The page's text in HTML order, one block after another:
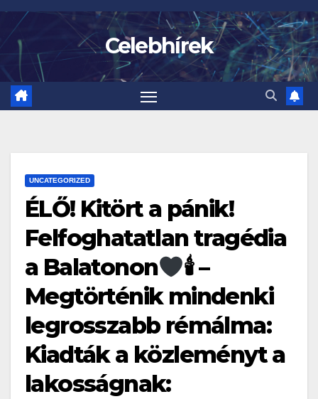
Skip
content
Celebhírek
UNCATEGORIZED
ÉLŐ! Kitört a pánik!
Felfoghatatlan tragédia
a Balatonon
🕯 –
Megtörténik mindenki
legrosszabb rémálma:
Kiadták a közleményt a
lakosságnak: